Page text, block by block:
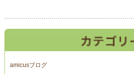
amicusブログ